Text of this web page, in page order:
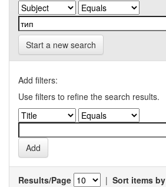
Start a new search
Add filters:
Use filters to refine the search results.
Results/Page | Sort items by